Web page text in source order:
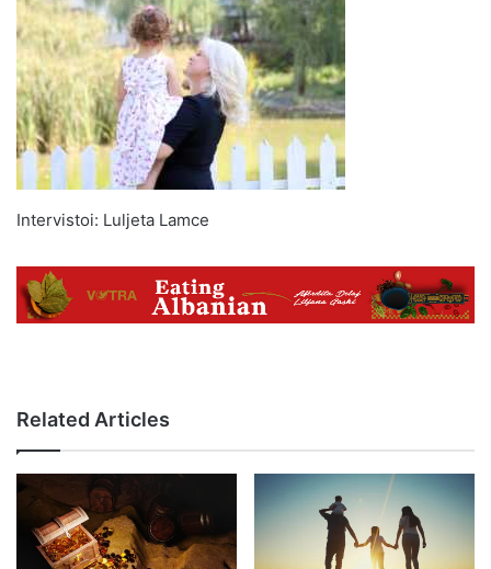
Intervistoi: Luljeta Lamce
Related Articles